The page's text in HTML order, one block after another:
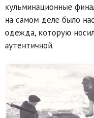
кульминационные
на самом деле было
одежда, которую
аутентичной.